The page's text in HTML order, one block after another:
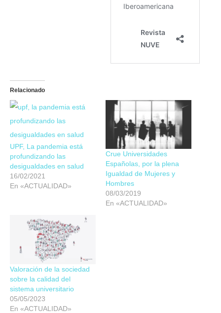
Relacionado
UPF, La pandemia está
profundizando las
desigualdades en salud
16/02/2021
En «ACTUALIDAD»
Crue Universidades
Españolas, por la plena
Igualdad de Mujeres y
Hombres
08/03/2019
En «ACTUALIDAD»
Valoración de la sociedad
sobre la calidad del
sistema universitario
05/05/2023
En «ACTUALIDAD»